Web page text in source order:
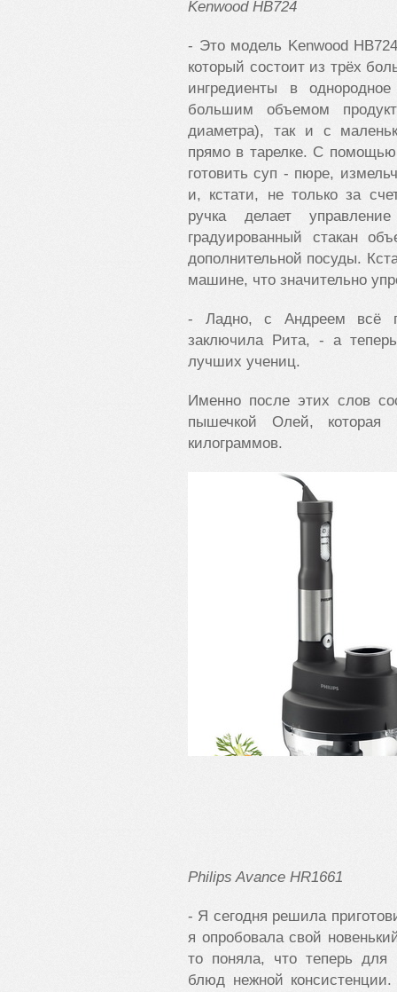
Kenwood HB724
- Это модель Kenwood
который состоит из трёх
ингредиенты в
большим объемом
диаметра), так и с
прямо в тарелке. С помощью
готовить суп - пюре,
и, кстати, не только за
ручка делает
градуированный стакан
дополнительной посуды.
машине, что значительно
- Ладно, с Андреем всё
заключила Рита, - а
лучших учениц.
Именно после этих слов
пышечкой Олей, которая
килограммов.
Philips Avance HR1661
- Я сегодня решила
я опробовала свой
то поняла, что теперь для
блюд нежной